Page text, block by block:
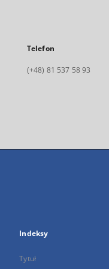
Telefon
(+48) 81 537 58 93
Indeksy
Tytuł